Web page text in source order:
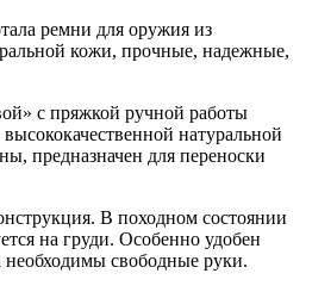
ремни для оружия из
кожи, прочные, надежные,
с пряжкой ручной работы
натуральной
предназначен для переноски
В походном состоянии
на груди. Особенно удобен
необходимы свободные руки.